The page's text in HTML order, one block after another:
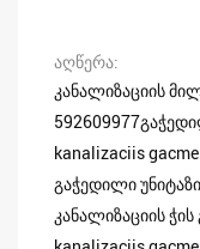
აღწერა
კანალიზაციის
kanalizaciis
გაჭედილი
კანალიზაციის ჭის